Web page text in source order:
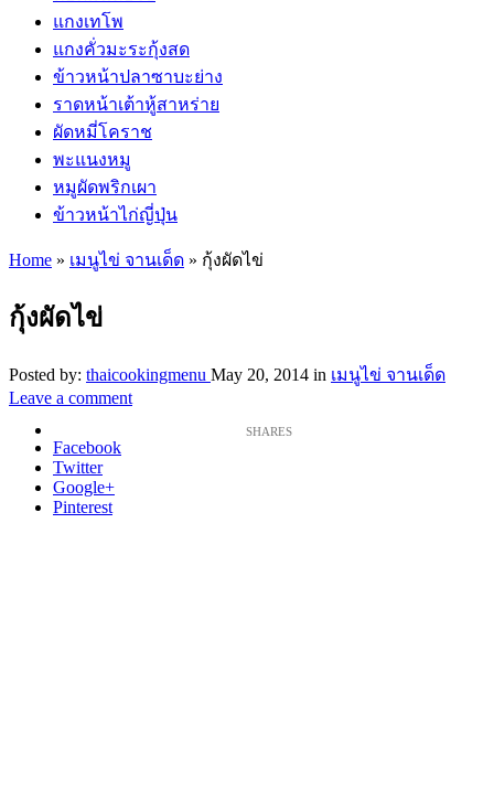
แกงเทโพ
แกงคั่วมะระกุ้งสด
ข้าวหน้าปลาซาบะย่าง
ราดหน้าเต้าหู้สาหร่าย
ผัดหมี่โคราช
พะแนงหมู
หมูผัดพริกเผา
ข้าวหน้าไก่ญี่ปุ่น
Home » เมนูไข่ จานเด็ด » กุ้งผัดไข่
กุ้งผัดไข่
Posted by: thaicookingmenu May 20, 2014 in เมนูไข่ จานเด็ด
Leave a comment
Facebook
Twitter
Google+
Pinterest